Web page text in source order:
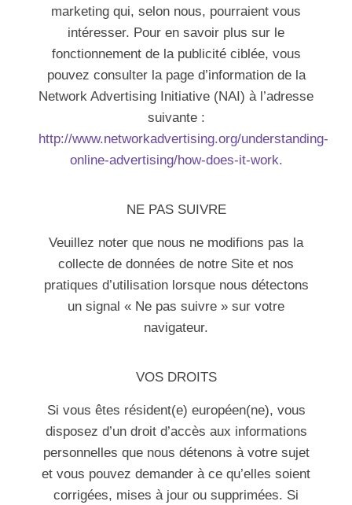
marketing qui, selon nous, pourraient vous
intéresser. Pour en savoir plus sur le
fonctionnement de la publicité ciblée, vous
pouvez consulter la page d’information de la
Network Advertising Initiative (NAI) à l’adresse
suivante :
http://www.networkadvertising.org/understanding-
online-advertising/how-does-it-work.
NE PAS SUIVRE
Veuillez noter que nous ne modifions pas la
collecte de données de notre Site et nos
pratiques d’utilisation lorsque nous détectons
un signal « Ne pas suivre » sur votre
navigateur.
VOS DROITS
Si vous êtes résident(e) européen(ne), vous
disposez d’un droit d’accès aux informations
personnelles que nous détenons à votre sujet
et vous pouvez demander à ce qu’elles soient
corrigées, mises à jour ou supprimées. Si